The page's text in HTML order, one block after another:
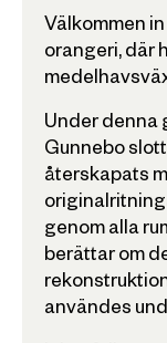
Välkommen
orangeri, där
Under denna
Gunnebo
återskapats
genom alla
berättar om
användes